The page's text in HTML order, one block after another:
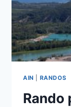
AIN RANDOS
Rando